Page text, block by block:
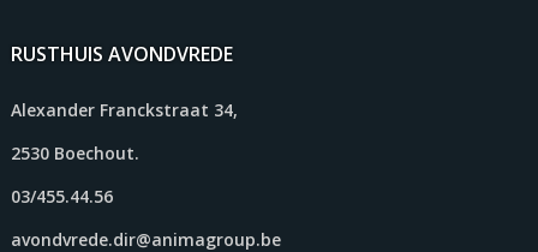
RUSTHUIS AVONDVREDE
Alexander Franckstraat 34,
2530 Boechout.
03/455.44.56
avondvrede.dir@animagroup.be